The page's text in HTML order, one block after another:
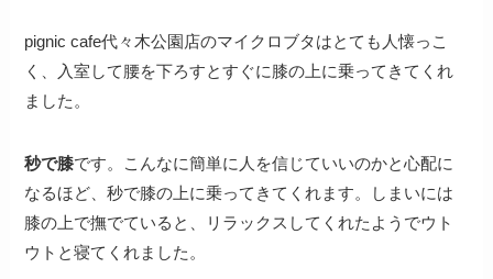
pignic cafe代々木公園店のマイクロブタはとても人懐っこ
く、入室して腰を下ろすとすぐに膝の上に乗ってきてくれ
ました。
秒で膝です。こんなに簡単に人を信じていいのかと心配に
なるほど、秒で膝の上に乗ってきてくれます。しまいには
膝の上で撫でていると、リラックスしてくれたようでウト
ウトと寝てくれました。